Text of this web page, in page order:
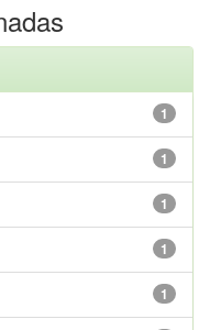
1
1
1
1
1